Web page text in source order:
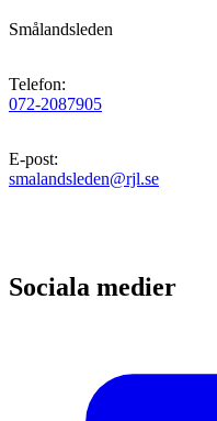
Smålandsleden
Telefon:
072-2087905
E-post:
smalandsleden@rjl.se
Sociala medier